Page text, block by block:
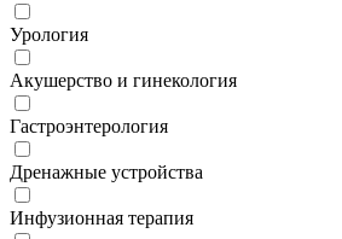
Урология
Акушерство и гинекология
Гастроэнтерология
Дренажные устройства
Инфузионная терапия